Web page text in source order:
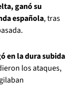
ganó su
española, tras
en la dura subida
los ataques,